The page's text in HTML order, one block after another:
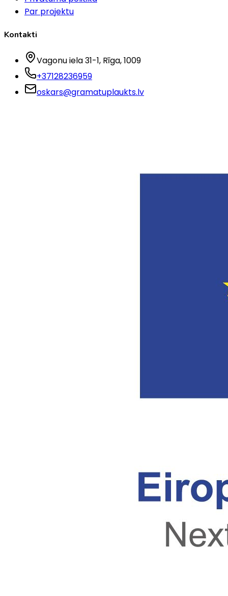
Par projektu
Kontakti
Vagonu iela 31-1, Rīga, 1009
+37128236959
oskars@gramatuplaukts.lv